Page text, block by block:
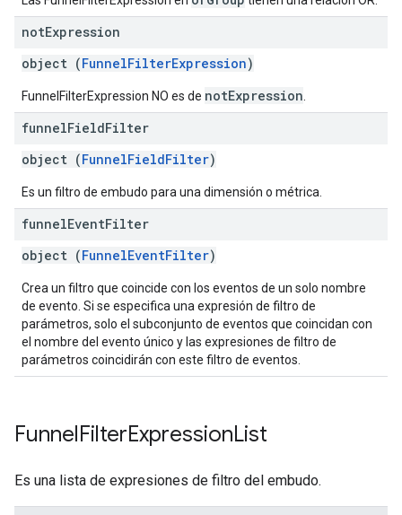
notExpression
object (FunnelFilterExpression)
FunnelFilterExpression NO es de notExpression
funnelFieldFilter
object (FunnelFieldFilter)
Es un filtro de embudo para una dimensión o métrica.
funnelEventFilter
object (FunnelEventFilter)
Crea un filtro que coincide con los eventos de un solo nombre
de evento. Si se especifica una expresión de filtro de
parámetros, solo el subconjunto de eventos que coincidan con
el nombre del evento único y las expresiones de filtro de
parámetros coincidirán con este filtro de eventos.
FunnelFilterExpressionList
Es una lista de expresiones de filtro del embudo.